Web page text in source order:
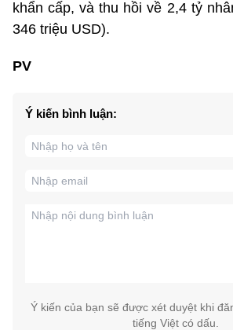
khẩn cấp, và thu hồi về 2,4 tỷ
346 triệu USD).
PV
Ý kiến bình luận:
Ý kiến của bạn sẽ được xét duyệt khi
tiếng Việt có dấu.